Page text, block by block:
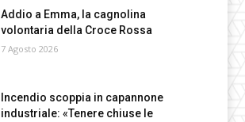
Addio a Emma, la cagnolina
volontaria della Croce Rossa
7 Agosto 2026
Incendio scoppia in capannone
industriale: «Tenere chiuse le